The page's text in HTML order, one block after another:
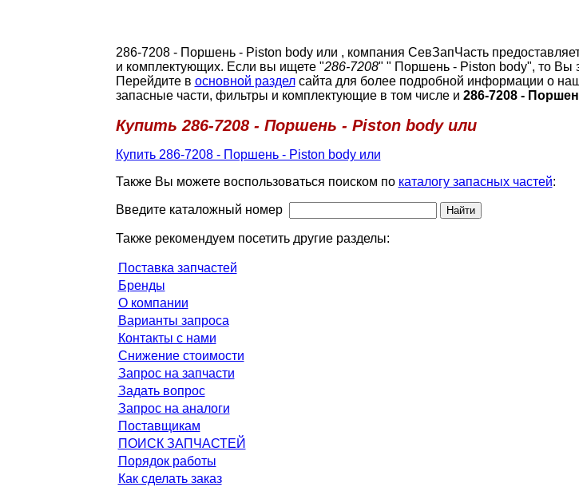
286-7208 - Поршень - Piston body или , компания СевЗапЧасть
и комплектующих. Если вы ищете "286-7208" " Поршень - Piston body", то Вы
Перейдите в основной разделсайта для более подробной информации о
запасные части, фильтры и комплектующие в том числе и 286-7208 -
Купить 286-7208 - Поршень - Piston body или
Купить 286-7208 - Поршень - Piston body или
Также Вы можете воспользоваться поиском по каталогу запасных частей:
Введите каталожный номер
Также рекомендуем посетить другие разделы:
Поставка запчастей
Бренды
О компании
Варианты запроса
Контакты с нами
Снижение стоимости
Запрос на запчасти
Задать вопрос
Запрос на аналоги
Поставщикам
ПОИСК ЗАПЧАСТЕЙ
Порядок работы
Как сделать заказ